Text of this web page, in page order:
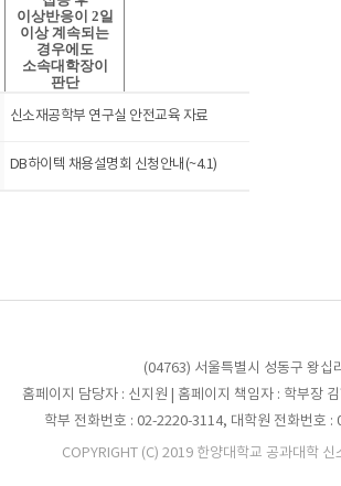
이상반응이 2일
이상 계속되는
경우에도
소속대학장이
판단
신소재공학부 연구실 안전교육 자료
DB하이텍 채용설명회 신청안내(~4.1)
(04763) 서울특별시 성동구 왕십
홈페이지 담당자 : 신지원 | 홈페이지 책임자 : 학부장
학부 전화번호 : 02-2220-3114, 대학원 전화번호
COPYRIGHT (C) 2019 한양대학교 공과대학